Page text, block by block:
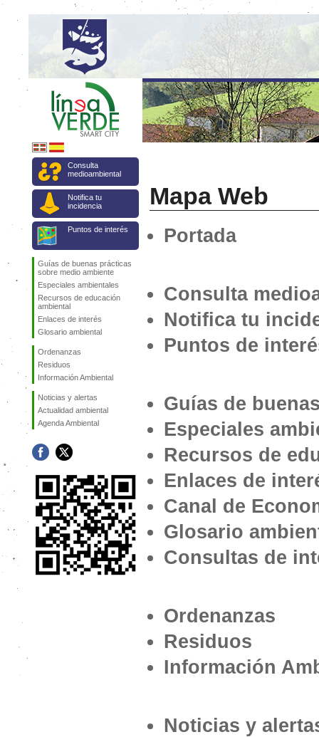
Consulta
medioambiental
Notifica tu
incidencia
Puntos de interés
Guías de buenas prácticas
sobre medio ambiente
Especiales ambientales
Recursos de educación
ambiental
Enlaces de interés
Glosario ambiental
Ordenanzas
Residuos
Información Ambiental
Noticias y alertas
Actualidad ambiental
Agenda Ambiental
Mapa Web
Portada
Consulta
Notifica tu
Puntos de
Guías de
Especiales
Recursos de
Enlaces de
Canal de
Glosario
Consultas de
Ordenanzas
Residuos
Información
Noticias y